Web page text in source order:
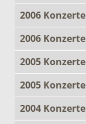
2006
2006
2005
2005
2004